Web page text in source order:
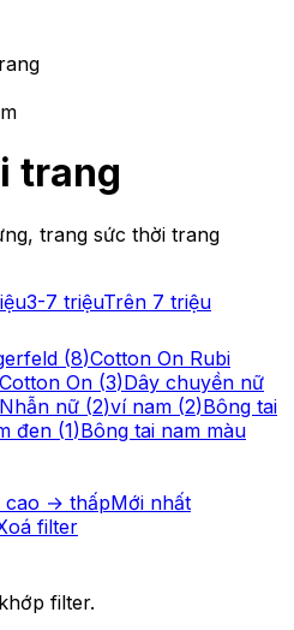
trang
trang sức thời trang
3-7 triệuTrên 7 triệu
(8)Cotton On Rubi
Cotton On (3)Dây chuyền nữ
Nhẫn nữ (2)ví nam (2)Bông tai
đen (1)Bông tai nam màu
cao → thấpMới nhất
filter
filter.